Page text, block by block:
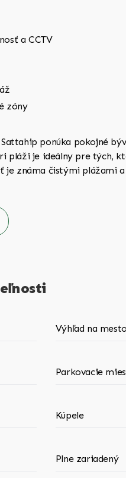
a CCTV
zóny
ponúka pokojné
pláži je ideálny pre tých,
je známa čistými plážami
Výhľad na mesto
Parkovacie
Kúpele
Plne zariadený